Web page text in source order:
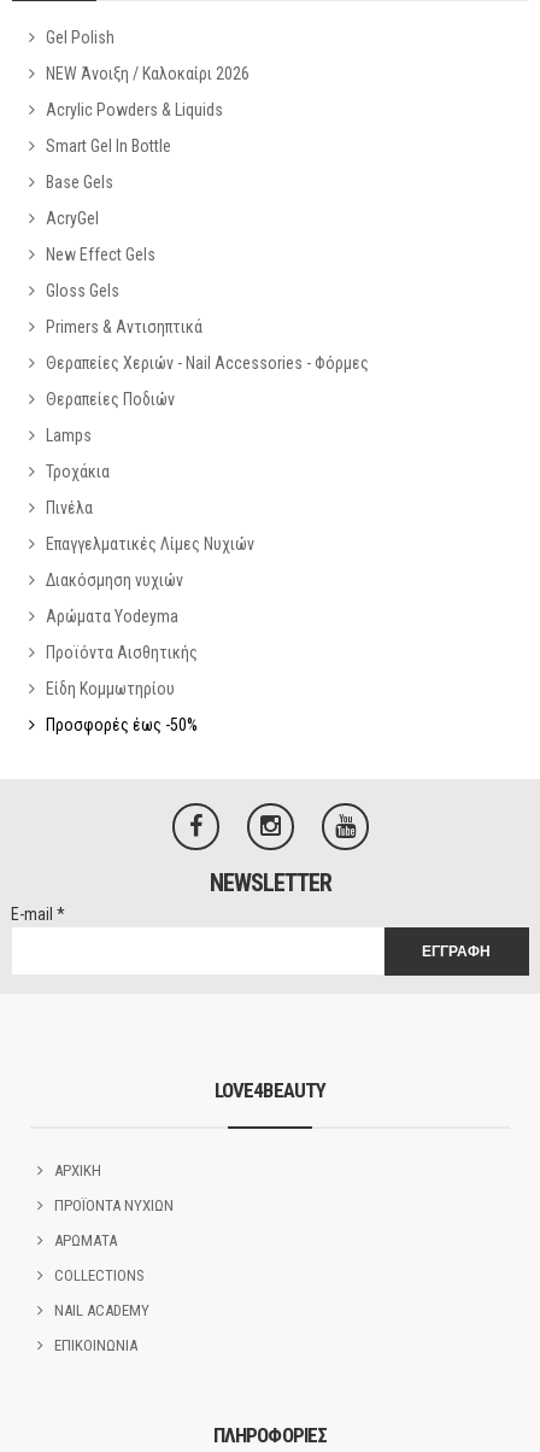
Gel Polish
NEW Άνοιξη / Καλοκαίρι 2026
Acrylic Powders & Liquids
Smart Gel In Bottle
Base Gels
AcryGel
New Effect Gels
Gloss Gels
Primers & Αντισηπτικά
Θεραπείες Χεριών - Nail Accessories - Φόρμες
Θεραπείες Ποδιών
Lamps
Τροχάκια
Πινέλα
Επαγγελματικές Λίμες Νυχιών
Διακόσμηση νυχιών
Αρώματα Yodeyma
Προϊόντα Αισθητικής
Είδη Κομμωτηρίου
Προσφορές έως -50%
NEWSLETTER
E-mail *
LOVE4BEAUTY
ΑΡΧΙΚΗ
ΠΡΟΪΟΝΤΑ ΝΥΧΙΩΝ
ΑΡΩΜΑΤΑ
COLLECTIONS
NAIL ACADEMY
ΕΠΙΚΟΙΝΩΝΙΑ
ΠΛΗΡΟΦΟΡΙΕΣ